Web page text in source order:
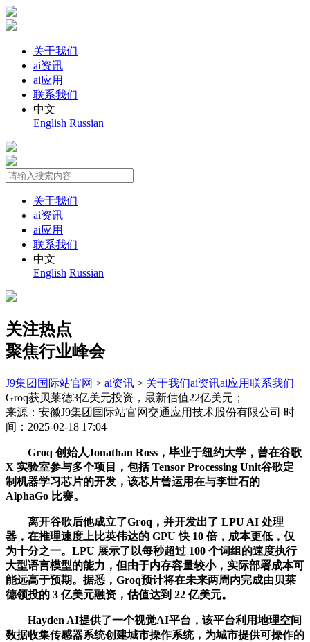
关于我们
ai资讯
ai应用
联系我们
中文
English Russian
关于我们
ai资讯
ai应用
联系我们
中文
English Russian
关注热点
聚焦行业峰会
J9集团国际站官网 > ai资讯 > 关于我们ai资讯ai应用联系我们
Groq获贝莱德3亿美元投资，最新估值22亿美元；
来源：安徽J9集团国际站官网交通应用技术股份有限公司 时
间：2025-02-18 17:04
Groq 创始人Jonathan Ross，毕业于纽约大学，曾在谷歌
X 实验室参与多个项目，包括 Tensor Processing Unit谷歌定
制机器学习芯片的开发，该芯片曾运用在与李世石的
AlphaGo 比赛。
离开谷歌后他成立了Groq，并开发出了 LPU AI 处理
器，在推理速度上比英伟达的 GPU 快 10 倍，成本更低，仅
为十分之一。LPU 展示了以每秒超过 100 个词组的速度执行
大型语言模型的能力，但由于内存容量较小，实际部署成本可
能远高于预期。据悉，Groq预计将在未来两周内完成由贝莱
德领投的 3 亿美元融资，估值达到 22 亿美元。
Hayden AI提供了一个视觉AI平台，该平台利用地理空间
数据收集传感器系统创建城市操作系统，为城市提供可操作的